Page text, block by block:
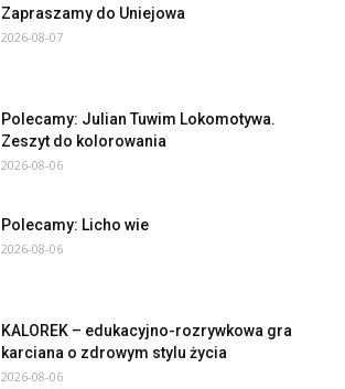
Zapraszamy do Uniejowa
2026-08-07
Polecamy: Julian Tuwim Lokomotywa.
Zeszyt do kolorowania
2026-08-06
Polecamy: Licho wie
2026-08-06
KALOREK – edukacyjno-rozrywkowa gra
karciana o zdrowym stylu życia
2026-08-06